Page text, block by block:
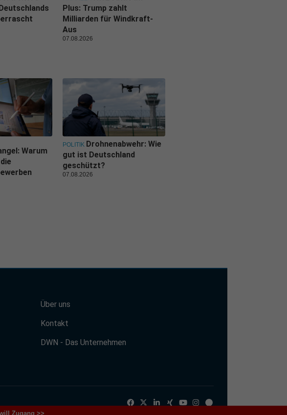
Plus: Trump zahlt
Milliarden für Windkraft-
Aus
07.08.2026
Warum
POLITIK Drohnenabwehr: Wie
gut ist Deutschland
geschützt?
07.08.2026
Über uns
Kontakt
DWN - Das Unternehmen
Zugang >>